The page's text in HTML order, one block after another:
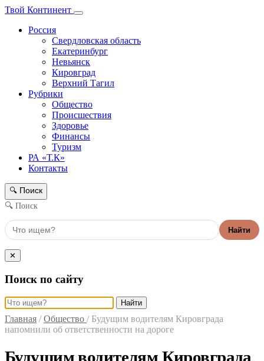
Твой Континент
Россия
Свердловская область
Екатеринбург
Невьянск
Кировград
Верхний Тагил
Рубрики
Общество
Происшествия
Здоровье
Финансы
Туризм
РА «Т.К»
Контакты
🔍 Поиск
🔍 Поиск
Найти
✕
Поиск по сайту
Найти
Главная / Общество / Будущим водителям Кировграда
напомнили об ответственности на дороге
Будущим водителям Кировграда